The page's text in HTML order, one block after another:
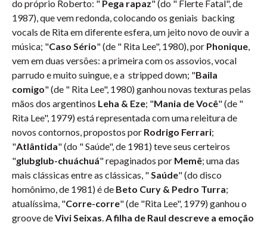
do próprio Roberto: " Pega rapaz" (do " Flerte Fatal", de
1987), que vem redonda, colocando os geniais backing
vocals de Rita em diferente esfera, um jeito novo de ouvir a
música; "Caso Sério" (de " Rita Lee", 1980), por Phonique,
vem em duas versões: a primeira com os assovios, vocal
parrudo e muito suingue, e a stripped down; "Baila
comigo" (de " Rita Lee", 1980) ganhou novas texturas pelas
mãos dos argentinos Leha & Eze; "Mania de Você" (de "
Rita Lee", 1979) está representada com uma releitura de
novos contornos, propostos por Rodrigo Ferrari;
"Atlântida" (do " Saúde", de 1981) teve seus certeiros
"glubglub-chuáchuá" repaginados por Memê; uma das
mais clássicas entre as clássicas, "Saúde" (do disco
homônimo, de 1981) é de Beto Cury & Pedro Turra;
atualíssima, "Corre-corre" (de "Rita Lee", 1979) ganhou o
groove deVivi Seixas.A filha de Raul descreve a emoção